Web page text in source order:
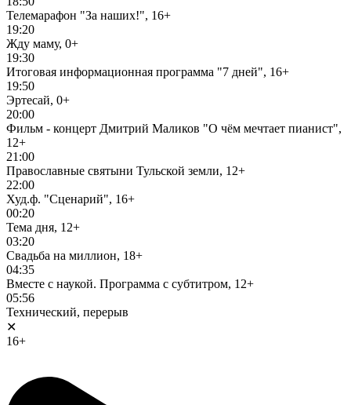
Телемарафон "За наших!", 16+
19:20
Жду маму, 0+
19:30
Итоговая информационная программа "7 дней", 16+
19:50
Эртесай, 0+
20:00
Фильм - концерт Дмитрий Маликов "О чём мечтает пианист",
12+
21:00
Православные святыни Тульской земли, 12+
22:00
Худ.ф. "Сценарий", 16+
00:20
Тема дня, 12+
03:20
Свадьба на миллион, 18+
04:35
Вместе с наукой. Программа с субтитром, 12+
05:56
Технический, перерыв
✕
16+